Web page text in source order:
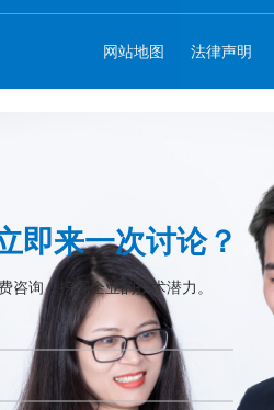
网站地图 法律声明
即来一次讨论？
咨询，挖掘企业的技术潜力。